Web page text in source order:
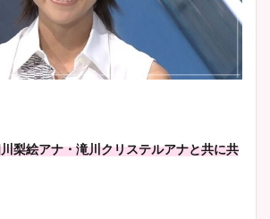
梨絵アナ・滝川クリステルアナと共に共